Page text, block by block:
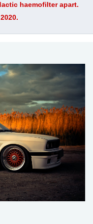
haemofilter apart.